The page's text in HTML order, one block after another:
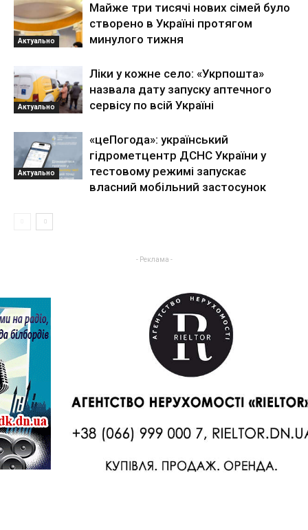
Актуально
Майже три тисячі нових сімей було
створено в Україні протягом
минулого тижня
Актуально
Ліки у кожне село: «Укрпошта»
назвала дату запуску аптечного
сервісу по всій Україні
Актуально
«цеПогода»: український
гідрометцентр ДСНС України у
тестовому режимі запускає
власний мобільний застосунок
- Реклама -